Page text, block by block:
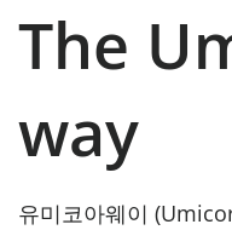
The
way
유미코아웨이